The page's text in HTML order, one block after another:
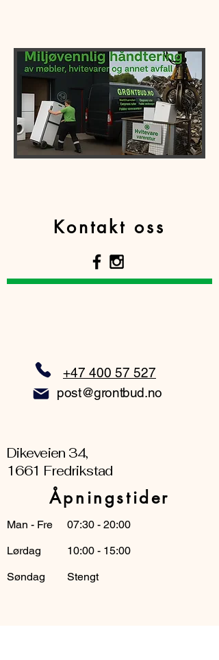
Kontakt oss
+47 400 57 527
post@grontbud.no
Dikeveien 34,
1661 Fredrikstad
Åpningstider
Man - Fre
07:30 - 20:00
Lørdag
10:00 - 15:00
Søndag
Stengt